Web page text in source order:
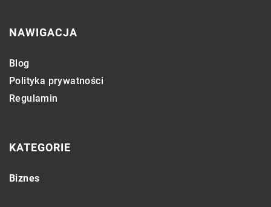
NAWIGACJA
Blog
Polityka prywatności
Regulamin
KATEGORIE
Biznes